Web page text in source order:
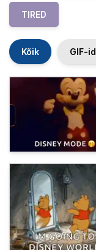
TIRED
Kõik GIF-id